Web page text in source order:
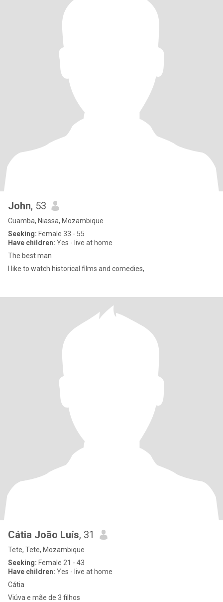
John, 53
Cuamba, Niassa, Mozambique
Seeking: Female 33 - 55
Have children: Yes - live at home
The best man
I like to watch historical films and comedies,
Cátia João Luís, 31
Tete, Tete, Mozambique
Seeking: Female 21 - 43
Have children: Yes - live at home
Cátia
Viúva e mãe de 3 filhos